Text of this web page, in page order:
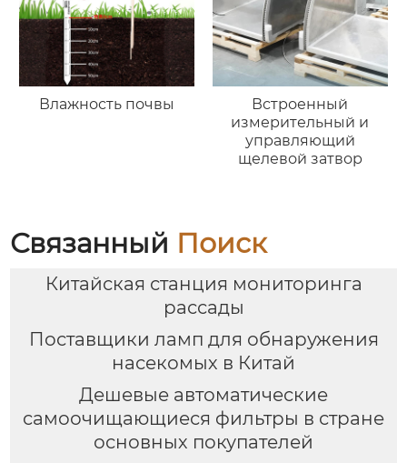
Влажность почвы
Встроенный
измерительный и
управляющий
щелевой затвор
Связанный Поиск
Китайская станция мониторинга
рассады
Поставщики ламп для обнаружения
насекомых в Китай
Дешевые автоматические
самоочищающиеся фильтры в стране
основных покупателей